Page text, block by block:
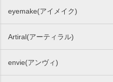
eyemake(アイメイク)
Artiral(アーティラル)
envie(アンヴィ)